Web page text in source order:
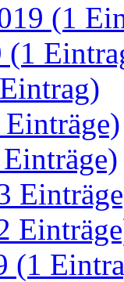
(1
(1
(1